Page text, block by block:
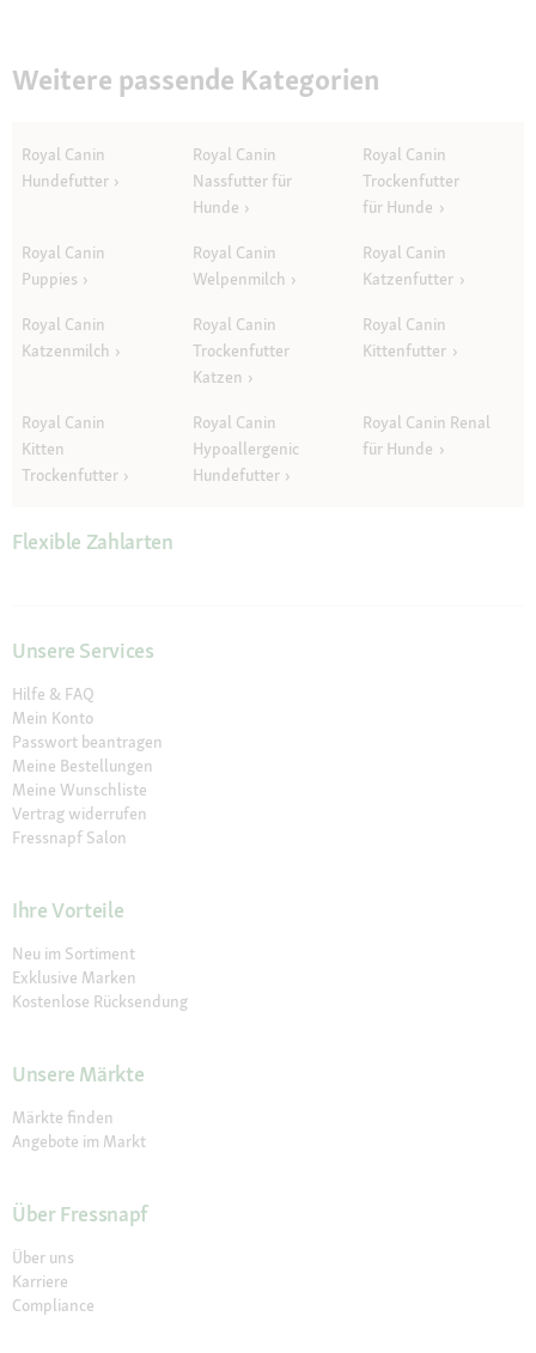
Weitere passende Kategorien
Royal Canin
Hundefutter
Royal Canin
Nassfutter für
Hunde
Royal Canin
Trockenfutter
für Hunde
Royal Canin
Puppies
Royal Canin
Welpenmilch
Royal Canin
Katzenfutter
Royal Canin
Katzenmilch
Royal Canin
Trockenfutter
Katzen
Royal Canin
Kittenfutter
Royal Canin
Kitten
Trockenfutter
Royal Canin
Hypoallergenic
Hundefutter
Royal Canin Renal
für Hunde
Flexible Zahlarten
Unsere Services
Hilfe & FAQ
Mein Konto
Passwort beantragen
Meine Bestellungen
Meine Wunschliste
Vertrag widerrufen
Fressnapf Salon
Ihre Vorteile
Neu im Sortiment
Exklusive Marken
Kostenlose Rücksendung
Unsere Märkte
Märkte finden
Angebote im Markt
Über Fressnapf
Über uns
Karriere
Compliance